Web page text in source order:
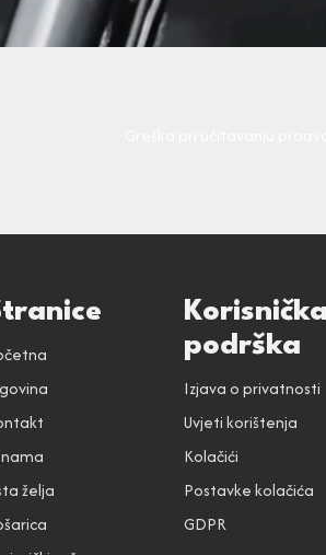
želja
Korisnička
podrška
Izjava o privatnosti
Uvjeti korištenja
Kolačići
Postavke kolačića
GDPR